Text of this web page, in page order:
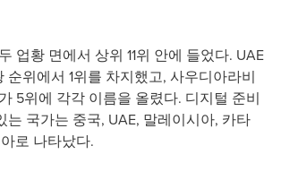
업황 면에서 상위 11위 안에 들었다. UAE
순위에서 1위를 차지했고, 사우디아라비
5위에 각각 이름을 올렸다. 디지털 준비
는 국가는 중국, UAE, 말레이시아, 카타
로 나타났다.